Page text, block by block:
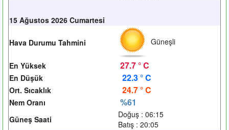
15 Ağustos 2026 Cumartesi
Hava Durumu Tahmini Güneşli
En Yüksek 27.7 ° C
En Düşük 22.3 ° C
Ort. Sıcaklık 24.7 ° C
Nem Oranı %61
Güneş Saati
Doğuş : 06:15
Batış : 20:05